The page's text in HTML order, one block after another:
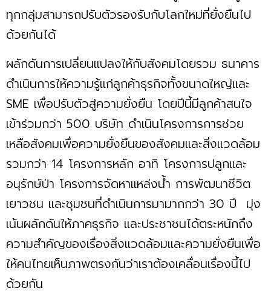
ทุกกลุ่มสามารถปรับตัวรองรับกับโลกใหม่ที่ยั่งยืนไป
ด้วยกันได้
ผลักดันการเปลี่ยนแปลงให้กับสังคมโดยรวม ธนาคาร
ดำเนินการให้ความรู้แก่ลูกค้าธุรกิจทั้งขนาดใหญ่และ
SME เพื่อปรับตัวสู่ความยั่งยืน โดยปีนี้มีลูกค้าสนใจ
เข้าร่วมกว่า 500 บริษัท ดำเนินโครงการการช่วย
เหลือสังคมเพื่อความยั่งยืนของสังคมและสิ่งแวดล้อม
รวมกว่า 14 โครงการหลัก อาทิ โครงการปลูกและ
อนุรักษ์ป่า โครงการจัดหาแหล่งน้ำ การพัฒนาชีวิต
เยาวชน และชุมชนที่ดำเนินการมามากกว่า 30 ปี มุ่ง
เน้นผลักดันให้ภาคธุรกิจ และประชาชนได้ตระหนักถึง
ความสำคัญของเรื่องสิ่งแวดล้อมและความยั่งยืนเพื่อ
ให้คนไทยเห็นภาพตรงกันว่าเราต้องเคลื่อนเรื่องนี้ไป
ด้วยกัน